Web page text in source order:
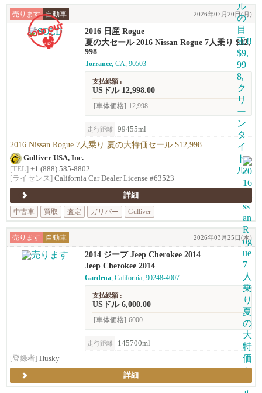
売ります 自動車 2026年07月20日(月)
2016 日産 Rogue
夏の大セール 2016 Nissan Rogue 7人乗り $12,
998
Torrance, CA, 90503
支払総額 :
USドル 12,998.00
[車体価格] 12,998
走行距離 99455ml
2016 Nissan Rogue 7人乗り 夏の大特価セール $12,998
Gulliver USA, Inc.
[TEL] +1 (888) 585-8802
[ライセンス] California Car Dealer License #63523
詳細
中古車
買取 査定 ガリバー Gulliver
売ります 自動車 2026年03月25日(水)
2014 ジープ Jeep Cherokee 2014
Jeep Cherokee 2014
Gardena, California, 90248-4007
支払総額 :
USドル 6,000.00
[車体価格] 6000
走行距離
145700ml
[登録者] Husky
詳細